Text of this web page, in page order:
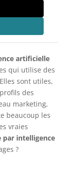
artificielle
qui utilise des
sont utiles,
des
marketing,
beaucoup les
vraies
par intelligence
?